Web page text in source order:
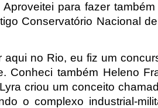
para fazer
Conservatório Nacional
aqui no Rio, eu fiz um
Conheci também Heleno
criou um conceito
o complexo industrial-